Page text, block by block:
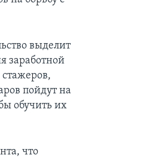
выделит
заработной
пойдут на
обучить их
что